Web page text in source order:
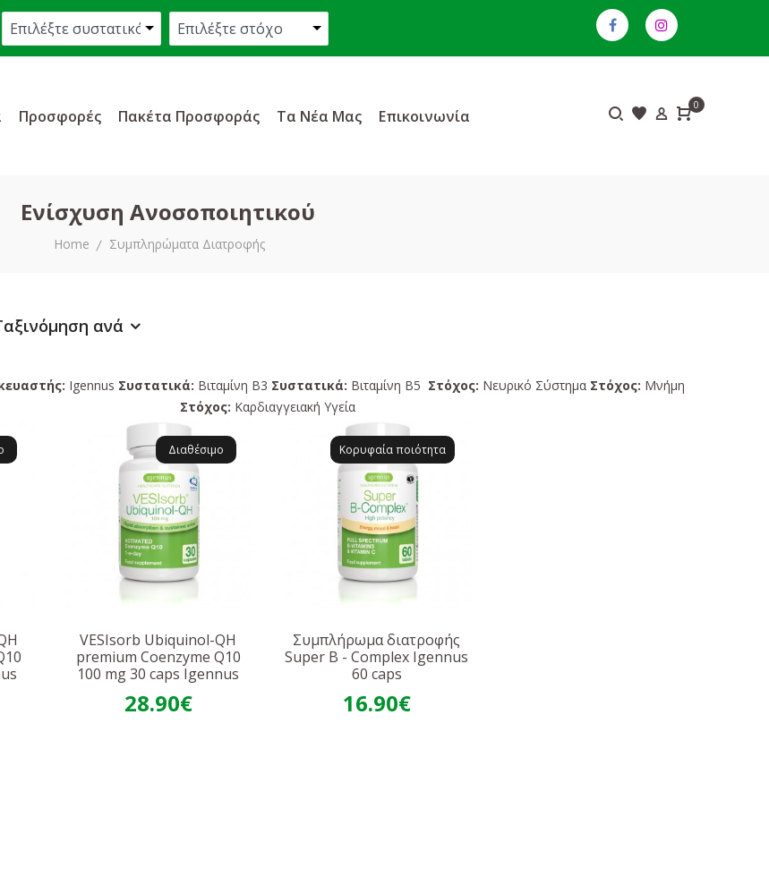
Προσφορές Πακέτα Προσφοράς Τα Νέα Μας Επικοινωνία
0
Ενίσχυση Ανοσοποιητικού
Home Συμπληρώματα Διατροφής
ανά
Igennus Συστατικά: Βιταμίνη Β3 Συστατικά: Βιταμίνη B5 Στόχος: Νευρικό Σύστημα Στόχος: Μνήμη
Στόχος: Καρδιαγγειακή Υγεία
Διαθέσιμο
VESIsorb Ubiquinol-QH
premium Coenzyme Q10
100 mg 30 caps Igennus
28.90€
Κορυφαία ποιότητα
Συμπλήρωμα διατροφής
Super B - Complex Igennus
60 caps
16.90€